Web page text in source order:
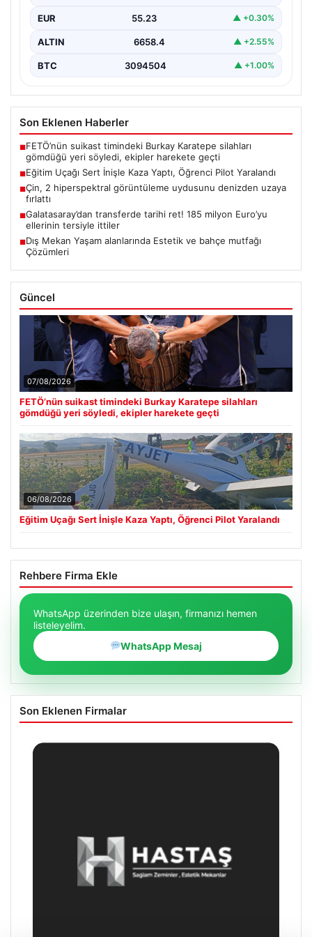
EUR 55.23 ▲ +0.30%
ALTIN 6658.4 ▲ +2.55%
BTC 3094504 ▲ +1.00%
Son Eklenen Haberler
■FETÖ’nün suikast timindeki Burkay Karatepe silahları
gömdüğü yeri söyledi, ekipler harekete geçti
■Eğitim Uçağı Sert İnişle Kaza Yaptı, Öğrenci Pilot Yaralandı
■Çin, 2 hiperspektral görüntüleme uydusunu denizden uzaya
fırlattı
■Galatasaray’dan transferde tarihi ret! 185 milyon Euro’yu
ellerinin tersiyle ittiler
■Dış Mekan Yaşam alanlarında Estetik ve bahçe mutfağı
Çözümleri
Güncel
07/08/2026
FETÖ’nün suikast timindeki Burkay Karatepe silahları
gömdüğü yeri söyledi, ekipler harekete geçti
06/08/2026
Eğitim Uçağı Sert İnişle Kaza Yaptı, Öğrenci Pilot Yaralandı
Rehbere Firma Ekle
WhatsApp üzerinden bize ulaşın, firmanızı hemen
listeleyelim.
WhatsApp Mesaj
Son Eklenen Firmalar